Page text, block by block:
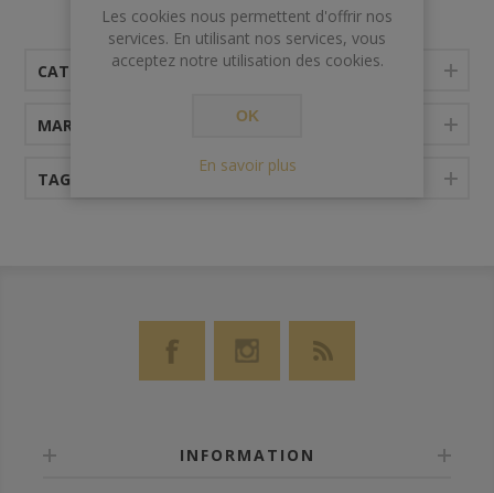
porto vintage puissant avec des tanins doux, frais et
austères, ainsi qu'une acidité parfaitement équilibrée.
CATÉGORIES
MARQUES
TAGS FRÉQUENTS
INFORMATION
Les cookies nous permettent d'offrir nos
services. En utilisant nos services, vous
acceptez notre utilisation des cookies.
OK
En savoir plus